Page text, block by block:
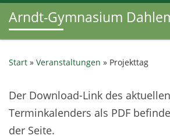
Zum Inhalt springen
Arndt-Gymnasium
Start » Veranstaltungen » Projekttag
Der Download-Link des aktuellen
Terminkalenders als PDF
der Seite.